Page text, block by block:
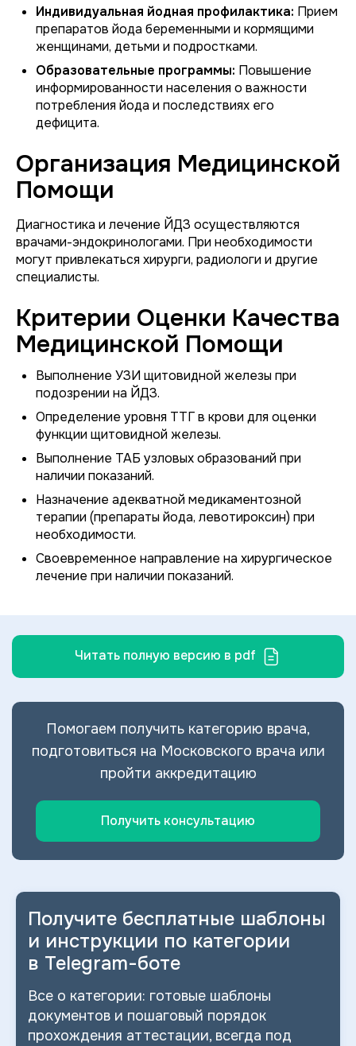
Индивидуальная йодная профилактика: Прием
препаратов йода беременными и кормящими
женщинами, детьми и подростками.
Образовательные программы: Повышение
информированности населения о важности
потребления йода и последствиях его
дефицита.
Организация Медицинской
Помощи
Диагностика и лечение ЙДЗ осуществляются
врачами-эндокринологами. При необходимости
могут привлекаться хирурги, радиологи и другие
специалисты.
Критерии Оценки Качества
Медицинской Помощи
Выполнение УЗИ щитовидной железы при
подозрении на ЙДЗ.
Определение уровня ТТГ в крови для оценки
функции щитовидной железы.
Выполнение ТАБ узловых образований при
наличии показаний.
Назначение адекватной медикаментозной
терапии (препараты йода, левотироксин) при
необходимости.
Своевременное направление на хирургическое
лечение при наличии показаний.
Читать полную версию в pdf
Помогаем получить категорию врача,
подготовиться на Московского врача или
пройти аккредитацию
Получить консультацию
Получите бесплатные шаблоны
и инструкции по категории
в Telegram-боте
Все о категории: готовые шаблоны
документов и пошаговый порядок
прохождения аттестации, всегда под